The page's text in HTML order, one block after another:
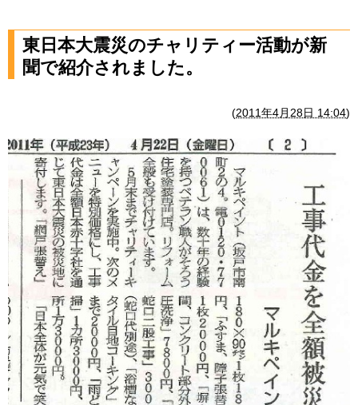
東日本大震災のチャリティー活動が新
聞で紹介されました。
(2011年4月28日 14:04)